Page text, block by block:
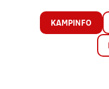
KAMPINFO